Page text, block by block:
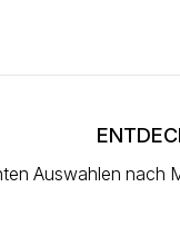
Auswahlen nach